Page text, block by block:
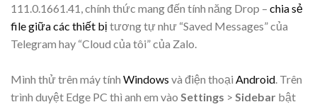
111.0.1661.41, chính thức mang đến tính năng Drop – chia sẻ
file giữa các thiết bị tương tự như “Saved Messages” của
Telegram hay “Cloud của tôi” của Zalo.
Mình thử trên máy tính Windows và điện thoại Android. Trên
trình duyệt Edge PC thì anh em vào Settings > Sidebar bật